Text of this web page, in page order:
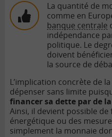
La quantité de
comme en
banque centrale
indépendance
politique. Le
doivent
la source de
L’implication concrète de
dépenser sans limite
financer sa dette par de
Ainsi, il devient possible
énergétique ou des
simplement la monnaie